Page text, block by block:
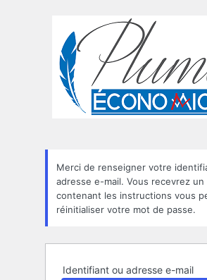
Merci de renseigner votre
adresse e-mail. Vous recevrez un
contenant les instructions vous
réinitialiser votre mot de passe.
Identifiant ou adresse e-mail